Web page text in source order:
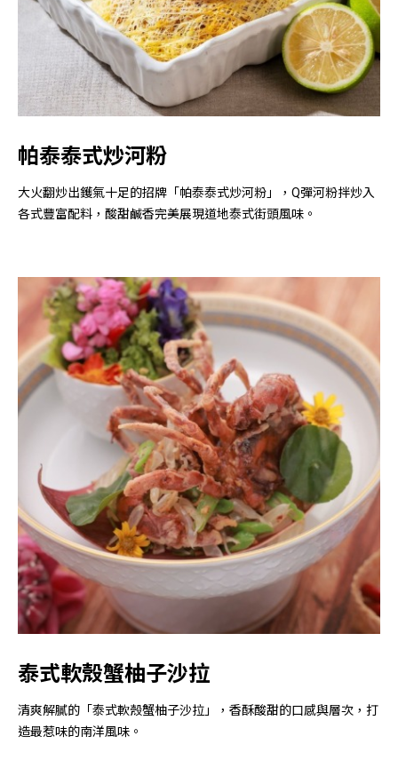
帕泰泰式炒河粉
大火翻炒出鑊氣十足的招牌「帕泰泰式炒河粉」，Q彈河粉拌炒入
各式豐富配料，酸甜鹹香完美展現道地泰式街頭風味。
泰式軟殼蟹柚子沙拉
清爽解膩的「泰式軟殼蟹柚子沙拉」，香酥酸甜的口感與層次，打
造最惹味的南洋風味。